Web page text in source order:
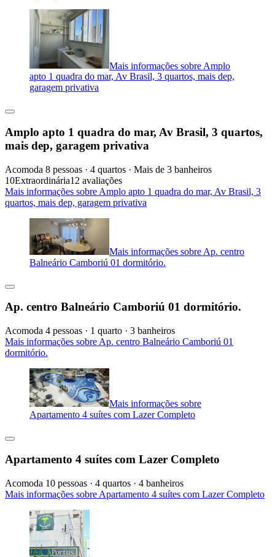
Mais informações sobre Amplo
apto 1 quadra do mar, Av Brasil, 3 quartos, mais dep,
garagem privativa
Amplo apto 1 quadra do mar, Av Brasil, 3 quartos,
mais dep, garagem privativa
Acomoda 8 pessoas · 4 quartos · Mais de 3 banheiros
10Extraordinária12 avaliações
Mais informações sobre Amplo apto 1 quadra do mar, Av Brasil, 3
quartos, mais dep, garagem privativa
Mais informações sobre Ap. centro
Balneário Camboriú 01 dormitório.
Ap. centro Balneário Camboriú 01 dormitório.
Acomoda 4 pessoas · 1 quarto · 3 banheiros
Mais informações sobre Ap. centro Balneário Camboriú 01
dormitório.
Mais informações sobre
Apartamento 4 suítes com Lazer Completo
Apartamento 4 suítes com Lazer Completo
Acomoda 10 pessoas · 4 quartos · 4 banheiros
Mais informações sobre Apartamento 4 suítes com Lazer Completo